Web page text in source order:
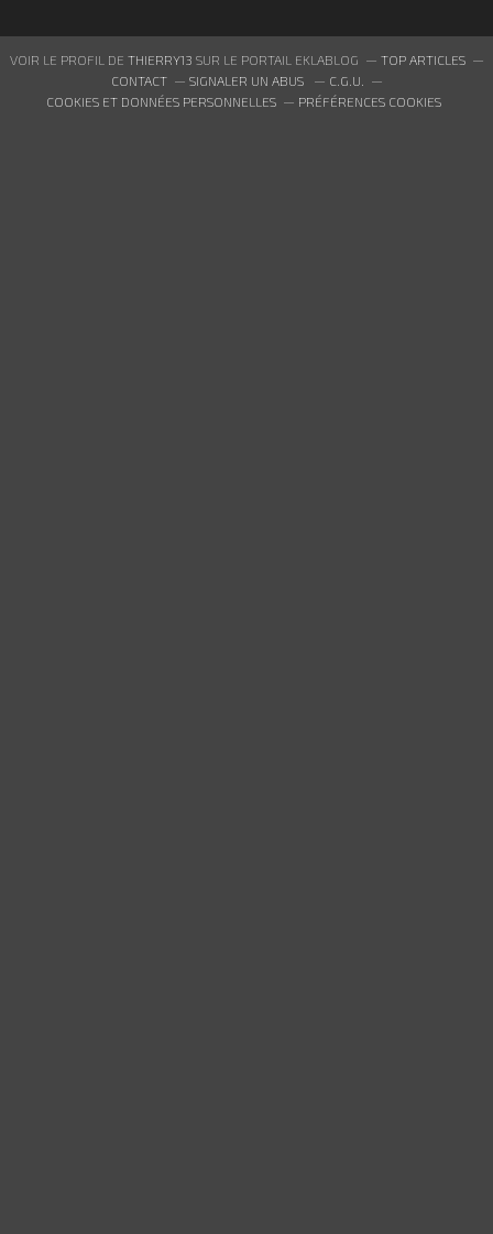
VOIR LE PROFIL DE THIERRY13 SUR LE PORTAIL EKLABLOG
TOP ARTICLES
CONTACT
SIGNALER UN ABUS
C.G.U.
COOKIES ET DONNÉES PERSONNELLES
PRÉFÉRENCES COOKIES